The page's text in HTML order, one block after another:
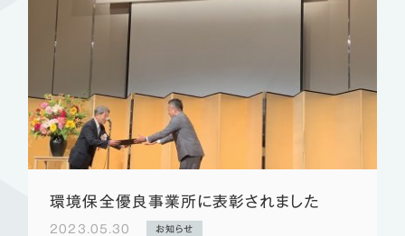
環境保全優良事業所に表彰されました
2023.05.30 お知らせ